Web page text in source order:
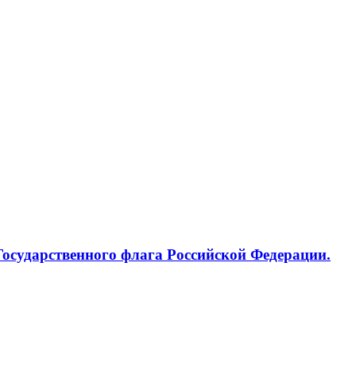
флага Российской Федерации.